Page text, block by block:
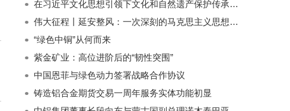
在习近平文化思想引领下文化和自然遗产保护传承利用工作开创新局面
伟大征程丨延安整风：一次深刻的马克思主义思想教育运动
“绿色中铜”从何而来
紫金矿业：高位进阶后的“韧性突围”
中国恩菲与绿色动力签署战略合作协议
铸造铝合金期货交易一周年服务实体功能初显